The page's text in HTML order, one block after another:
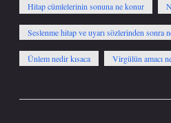
Hitap cümlelerinin sonuna ne konur
Seslenme hitap ve uyarı sözlerinden sonra
Ünlem nedir kısaca Virgülün amacı